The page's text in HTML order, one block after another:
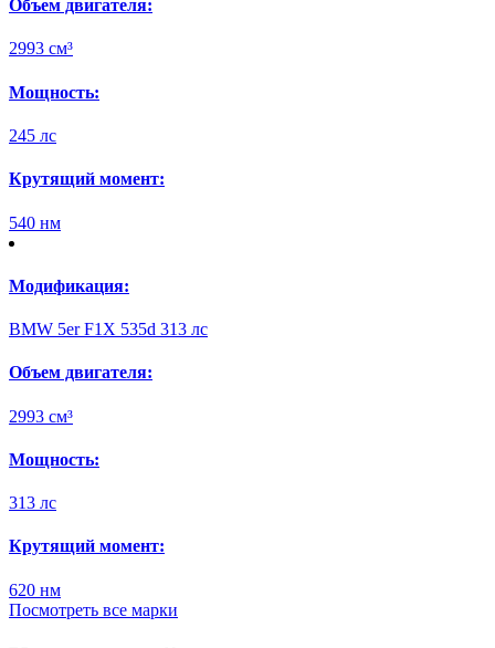
Объем двигателя:
2993 см³
Мощность:
245 лс
Крутящий момент:
540 нм
Модификация:
BMW 5er F1X 535d 313 лс
Объем двигателя:
2993 см³
Мощность:
313 лс
Крутящий момент:
620 нм
Посмотреть все марки